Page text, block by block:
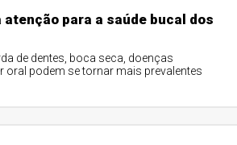
atenção para a saúde bucal dos
de dentes, boca seca, doenças
oral podem se tornar mais prevalentes